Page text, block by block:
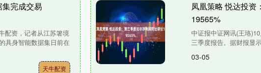
完成交易
配资，记者从江苏箸境
具身智能数据集日前在
天牛配资
凤凰策略 悦达投资
19565%
中证报中证网讯(王珞
三季度报告。据财报显
03-05